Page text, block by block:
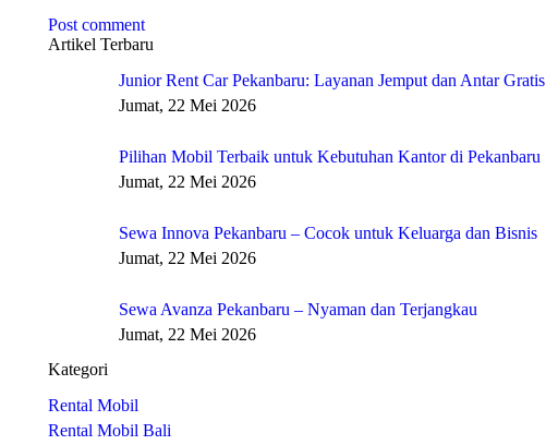
Post comment
Artikel Terbaru
Junior Rent Car Pekanbaru: Layanan Jemput dan Antar Gratis
Jumat, 22 Mei 2026
Pilihan Mobil Terbaik untuk Kebutuhan Kantor di Pekanbaru
Jumat, 22 Mei 2026
Sewa Innova Pekanbaru – Cocok untuk Keluarga dan Bisnis
Jumat, 22 Mei 2026
Sewa Avanza Pekanbaru – Nyaman dan Terjangkau
Jumat, 22 Mei 2026
Kategori
Rental Mobil
Rental Mobil Bali